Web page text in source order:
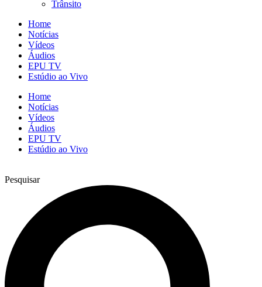
Trânsito
Home
Notícias
Vídeos
Áudios
EPU TV
Estúdio ao Vivo
Home
Notícias
Vídeos
Áudios
EPU TV
Estúdio ao Vivo
Pesquisar